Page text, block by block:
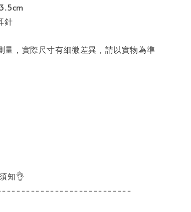
針
，實際尺寸有細微差異，請以實物為準
知👌